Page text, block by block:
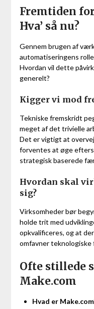
Fremtiden
Hva’ så nu?
Gennem brugen af
automatiseringens
Hvordan vil dette
generelt?
Kigger vi mod
Tekniske fremskridt
meget af det trivielle
Det er vigtigt at
forventes at øge
strategisk baserede
Hvordan skal
sig?
Virksomheder bør
holde trit med
opkvalificeres, og at
omfavner teknologiske
Ofte stillede
Make.com
Hvad er